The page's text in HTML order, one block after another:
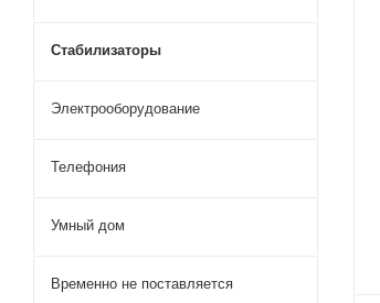
Стабилизаторы
Электрооборудование
Телефония
Умный дом
Временно не поставляется